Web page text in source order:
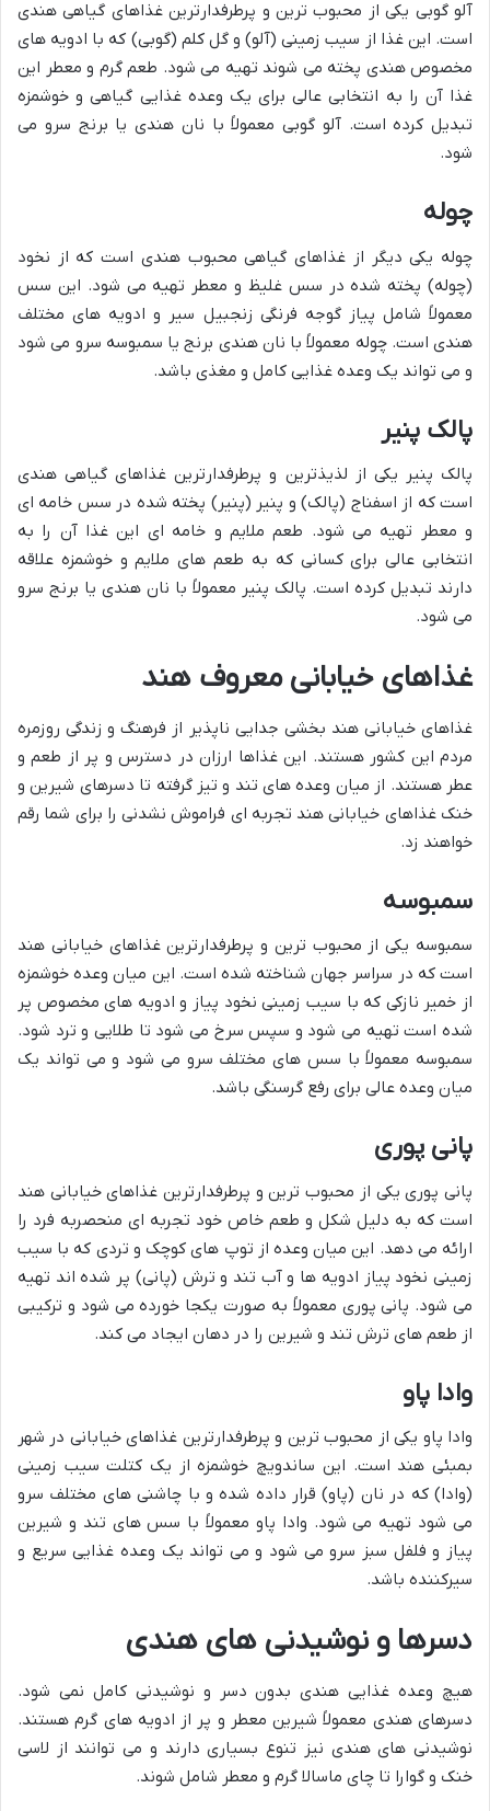
آلو گوبی یکی از محبوب ترین و پرطرفدارترین غذاهای گیاهی هندی
است. این غذا از سیب زمینی (آلو) و گل کلم (گوبی) که با ادویه های
مخصوص هندی پخته می شوند تهیه می شود. طعم گرم و معطر این
غذا آن را به انتخابی عالی برای یک وعده غذایی گیاهی و خوشمزه
تبدیل کرده است. آلو گوبی معمولاً با نان هندی یا برنج سرو می
شود.
چوله
چوله یکی دیگر از غذاهای گیاهی محبوب هندی است که از نخود
(چوله) پخته شده در سس غلیظ و معطر تهیه می شود. این سس
معمولاً شامل پیاز گوجه فرنگی زنجبیل سیر و ادویه های مختلف
هندی است. چوله معمولاً با نان هندی برنج یا سمبوسه سرو می شود
و می تواند یک وعده غذایی کامل و مغذی باشد.
پالک پنیر
پالک پنیر یکی از لذیذترین و پرطرفدارترین غذاهای گیاهی هندی
است که از اسفناج (پالک) و پنیر (پنیر) پخته شده در سس خامه ای
و معطر تهیه می شود. طعم ملایم و خامه ای این غذا آن را به
انتخابی عالی برای کسانی که به طعم های ملایم و خوشمزه علاقه
دارند تبدیل کرده است. پالک پنیر معمولاً با نان هندی یا برنج سرو
می شود.
غذاهای خیابانی معروف هند
غذاهای خیابانی هند بخشی جدایی ناپذیر از فرهنگ و زندگی روزمره
مردم این کشور هستند. این غذاها ارزان در دسترس و پر از طعم و
عطر هستند. از میان وعده های تند و تیز گرفته تا دسرهای شیرین و
خنک غذاهای خیابانی هند تجربه ای فراموش نشدنی را برای شما رقم
خواهند زد.
سمبوسه
سمبوسه یکی از محبوب ترین و پرطرفدارترین غذاهای خیابانی هند
است که در سراسر جهان شناخته شده است. این میان وعده خوشمزه
از خمیر نازکی که با سیب زمینی نخود پیاز و ادویه های مخصوص پر
شده است تهیه می شود و سپس سرخ می شود تا طلایی و ترد شود.
سمبوسه معمولاً با سس های مختلف سرو می شود و می تواند یک
میان وعده عالی برای رفع گرسنگی باشد.
پانی پوری
پانی پوری یکی از محبوب ترین و پرطرفدارترین غذاهای خیابانی هند
است که به دلیل شکل و طعم خاص خود تجربه ای منحصربه فرد را
ارائه می دهد. این میان وعده از توپ های کوچک و تردی که با سیب
زمینی نخود پیاز ادویه ها و آب تند و ترش (پانی) پر شده اند تهیه
می شود. پانی پوری معمولاً به صورت یکجا خورده می شود و ترکیبی
از طعم های ترش تند و شیرین را در دهان ایجاد می کند.
وادا پاو
وادا پاو یکی از محبوب ترین و پرطرفدارترین غذاهای خیابانی در شهر
بمبئی هند است. این ساندویچ خوشمزه از یک کتلت سیب زمینی
(وادا) که در نان (پاو) قرار داده شده و با چاشنی های مختلف سرو
می شود تهیه می شود. وادا پاو معمولاً با سس های تند و شیرین
پیاز و فلفل سبز سرو می شود و می تواند یک وعده غذایی سریع و
سیرکننده باشد.
دسرها و نوشیدنی های هندی
هیچ وعده غذایی هندی بدون دسر و نوشیدنی کامل نمی شود.
دسرهای هندی معمولاً شیرین معطر و پر از ادویه های گرم هستند.
نوشیدنی های هندی نیز تنوع بسیاری دارند و می توانند از لاسی
خنک و گوارا تا چای ماسالا گرم و معطر شامل شوند.